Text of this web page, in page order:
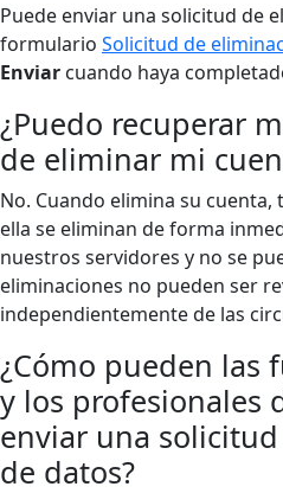
Puede enviar una solicitud de
formulario Solicitud de
Enviar cuando haya
¿Puedo recuperar
de eliminar mi
No. Cuando elimina su
ella se eliminan de forma
nuestros servidores y no se
eliminaciones no pueden ser
independientemente de las
¿Cómo pueden las
y los profesionales
enviar una
de datos?